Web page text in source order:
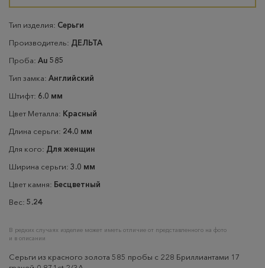
Тип изделия: Серьги
Производитель: ДЕЛЬТА
Проба: Au 585
Тип замка: Английский
Штифт: 6.0 мм
Цвет Металла: Красный
Длина серьги: 24.0 мм
Для кого: Для женщин
Ширина серьги: 3.0 мм
Цвет камня: Бесцветный
Вес: 5.24
В редких случаях изделие может иметь отличие от представленного на фото
и в описании
Серьги из красного золота 585 пробы с 228 Бриллиантами 17